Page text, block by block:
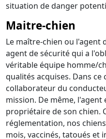
situation de danger
Maitre-chien
Le maître-chien ou l'agent
agent de sécurité qui a
véritable équipe homme/
qualités acquises. Dans ce
collaborateur du
mission. De même,
propriétaire de son chien.
réglementation, nos
mois, vaccinés, tatoués et